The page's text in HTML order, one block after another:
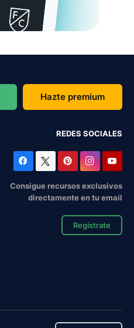
Hazte premium
REDES SOCIALES
Consigue recursos exclusivos
directamente en tu email
Regístrate